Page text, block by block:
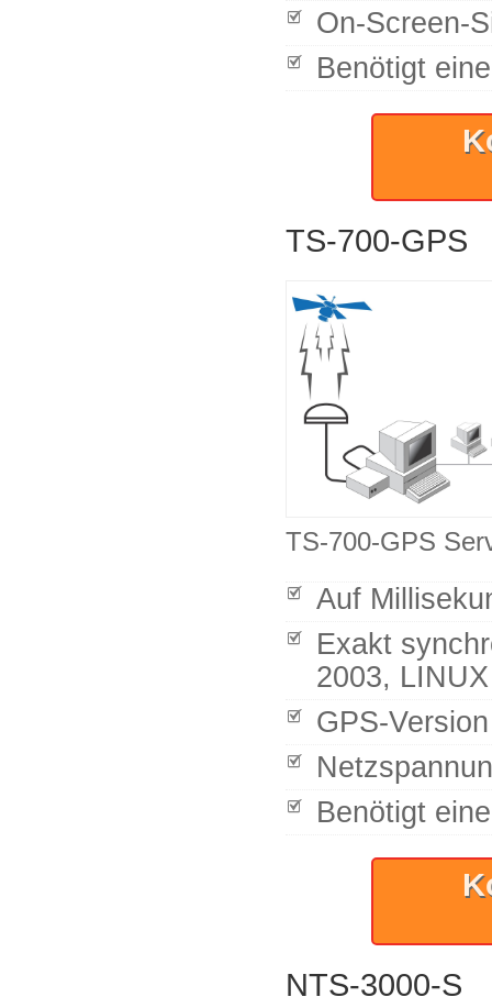
On-Screen-
Benötigt
TS-700-GPS
TS-700-GPS
Auf
Exakt
2003,
GPS-
Benötigt
NTS-3000-S